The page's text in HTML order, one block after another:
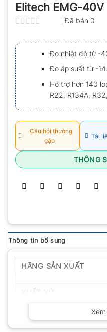
Elitech EMG-40V
xếp
hạng
0.0
5
sao
Đã bán 0
Đo nhiệt độ từ -
Đo áp suất từ -
Hỗ trợ hơn 140
R22, R134A,
Câu hỏi thường
gặp
Tài
THÔNG
Thông tin bổ sung
HÃNG SẢN XUẤT